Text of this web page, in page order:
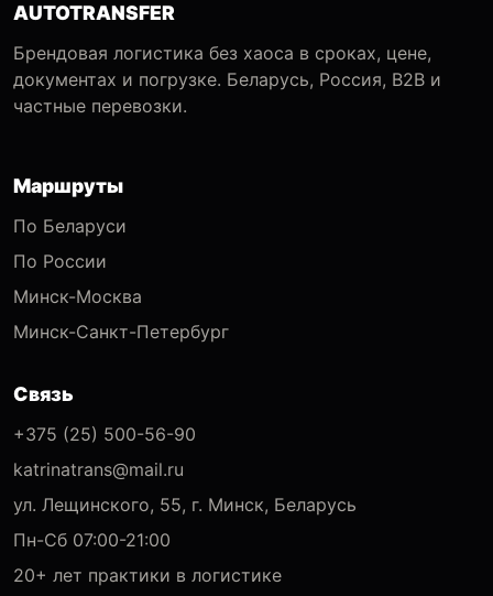
AUTOTRANSFER
Брендовая логистика без хаоса в сроках, цене,
документах и погрузке. Беларусь, Россия, B2B и
частные перевозки.
Маршруты
По Беларуси
По России
Минск-Москва
Минск-Санкт-Петербург
Связь
+375 (25) 500-56-90
katrinatrans@mail.ru
ул. Лещинского, 55, г. Минск, Беларусь
Пн-Сб 07:00-21:00
20+ лет практики в логистике